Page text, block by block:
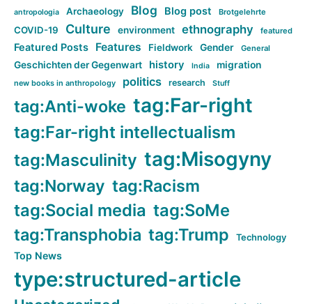
antropologia Archaeology Blog Blog post Brotgelehrte
COVID-19 Culture environment ethnography featured
Featured Posts Features Fieldwork Gender General
Geschichten der Gegenwart history India migration
new books in anthropology politics research Stuff
tag:Anti-woke tag:Far-right
tag:Far-right intellectualism
tag:Masculinity tag:Misogyny
tag:Norway tag:Racism
tag:Social media tag:SoMe
tag:Transphobia tag:Trump Technology
Top News
type:structured-article